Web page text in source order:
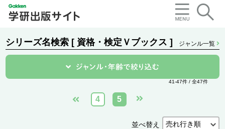
シリーズ名検索 [ 資格・検定Ｖブックス ] ジャンル一覧
41-47件 / 全47件
4 5
並べ替え